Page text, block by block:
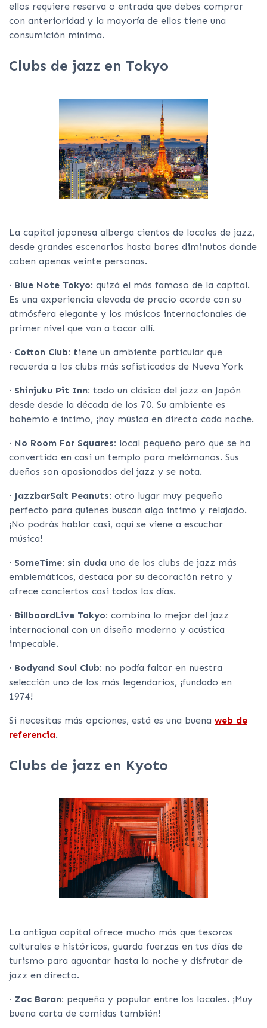
ellos requiere reserva o entrada que debes comprar
con anterioridad y la mayoría de ellos tiene una
consumición mínima.
Clubs de jazz en Tokyo
La capital japonesa alberga cientos de locales de jazz,
desde grandes escenarios hasta bares diminutos donde
caben apenas veinte personas.
· Blue Note Tokyo: quizá el más famoso de la capital.
Es una experiencia elevada de precio acorde con su
atmósfera elegante y los músicos internacionales de
primer nivel que van a tocar allí.
· Cotton Club: tiene un ambiente particular que
recuerda a los clubs más sofisticados de Nueva York
· Shinjuku Pit Inn: todo un clásico del jazz en Japón
desde desde la década de los 70. Su ambiente es
bohemio e íntimo, ¡hay música en directo cada noche.
· No Room For Squares: local pequeño pero que se ha
convertido en casi un templo para melómanos. Sus
dueños son apasionados del jazz y se nota.
· JazzbarSalt Peanuts: otro lugar muy pequeño
perfecto para quienes buscan algo íntimo y relajado.
¡No podrás hablar casi, aquí se viene a escuchar
música!
· SomeTime: sin duda uno de los clubs de jazz más
emblemáticos, destaca por su decoración retro y
ofrece conciertos casi todos los días.
· BillboardLive Tokyo: combina lo mejor del jazz
internacional con un diseño moderno y acústica
impecable.
· Bodyand Soul Club: no podía faltar en nuestra
selección uno de los más legendarios, ¡fundado en
1974!
Si necesitas más opciones, está es una buena web de
referencia.
Clubs de jazz en Kyoto
La antigua capital ofrece mucho más que tesoros
culturales e históricos, guarda fuerzas en tus días de
turismo para aguantar hasta la noche y disfrutar de
jazz en directo.
· Zac Baran: pequeño y popular entre los locales. ¡Muy
buena carta de comidas también!